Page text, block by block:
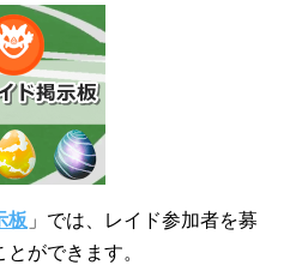
板 」では、レイド参加者を募
ができます。